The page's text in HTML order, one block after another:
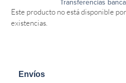
Transferencias
Este producto no está disponible
existencias.
Envíos